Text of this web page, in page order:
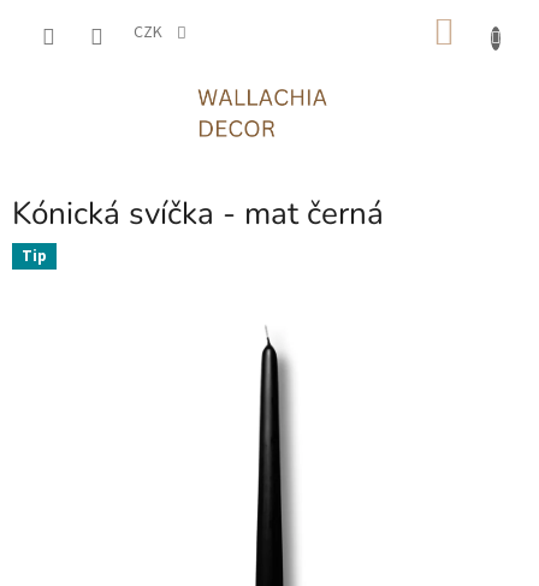
CZK
Kónická svíčka - mat černá
Tip